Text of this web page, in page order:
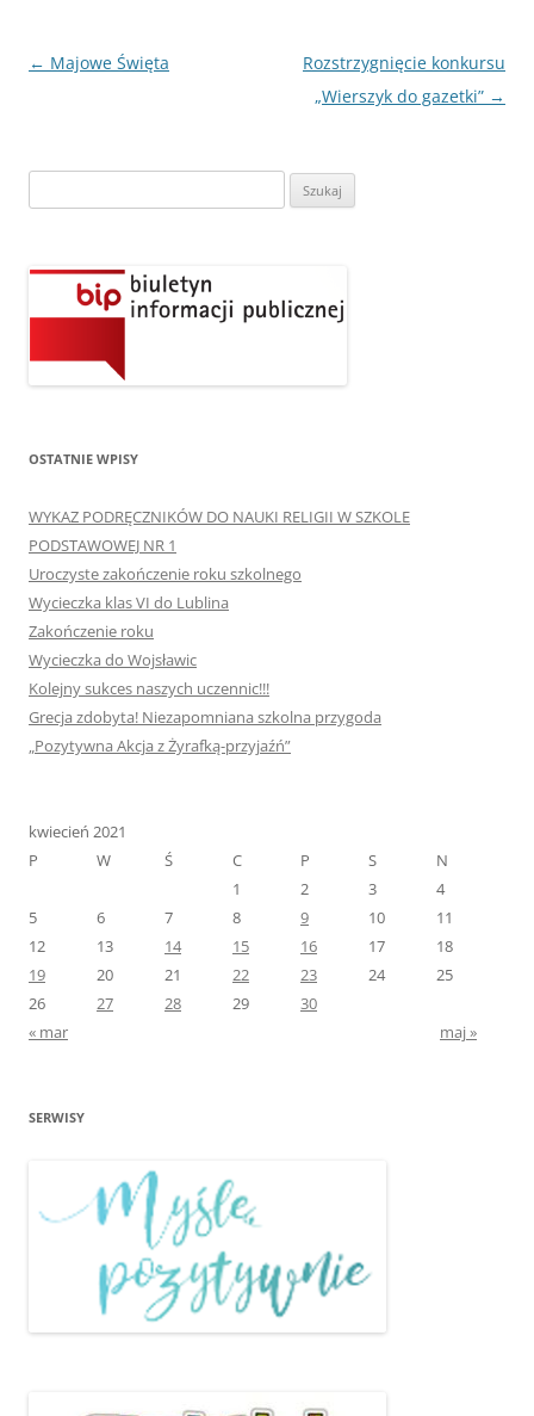
Nawigacja
← Majowe Święta
Rozstrzygnięcie konkursu
„Wierszyk do gazetki” →
OSTATNIE WPISY
WYKAZ PODRĘCZNIKÓW DO NAUKI RELIGII W SZKOLE
PODSTAWOWEJ NR 1
Uroczyste zakończenie roku szkolnego
Wycieczka klas VI do Lublina
Zakończenie roku
Wycieczka do Wojsławic
Kolejny sukces naszych uczennic!!!
Grecja zdobyta! Niezapomniana szkolna przygoda
„Pozytywna Akcja z Żyrafką-przyjaźń”
kwiecień 2021
P
W Ś C P S
N
1
2 3
4
5
6 7 8 9 10
11
12
13 14 15 16 17
18
19
20 21 22 23 24
25
26
27 28 29
30
« mar
maj »
SERWISY